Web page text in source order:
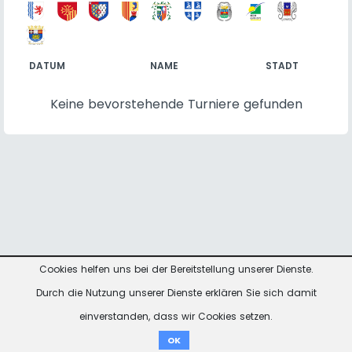
DATUM NAME STADT
Keine bevorstehende Turniere gefunden
Spenden
Cookies helfen uns bei der Bereitstellung unserer Dienste.
Durch die Nutzung unserer Dienste erklären Sie sich damit
einverstanden, dass wir Cookies setzen.
OK